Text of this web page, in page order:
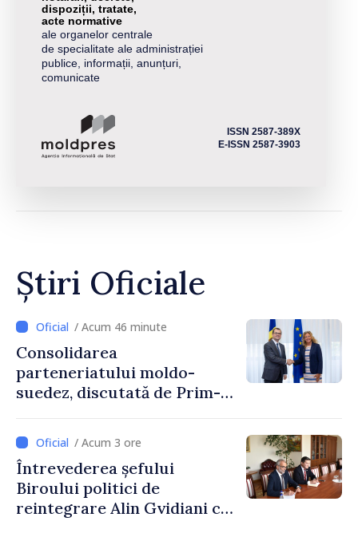
dispoziții, tratate,
acte normative
ale organelor centrale
de specialitate ale administrației
publice, informații, anunțuri,
comunicate
ISSN 2587-389X
E-ISSN 2587-3903
Știri Oficiale
/ Acum 46 minute
Consolidarea
parteneriatului moldo-
suedez, discutată de Prim-
Ambasadoarea Suediei,
Petra Lärke/ Acum 3 ore
Întrevederea șefului
Biroului politici de
reintegrare Alin Gvidiani cu